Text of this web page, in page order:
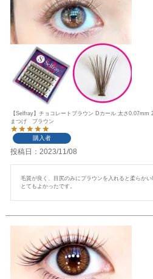
【Selfray】チョコレートブラウン Dカール 太さ
まつげ ブラウン
購入者
投稿日 2023/11/08
毛質が良く、目尻のみにブラウンを入れると柔らかい
とてもよかったです。